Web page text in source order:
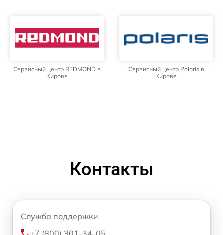
Сервисный центр REDMOND в
Кирове
Сервисный центр Polaris в
Кирове
Контакты
Служба поддержки
+7 (800) 301-34-05